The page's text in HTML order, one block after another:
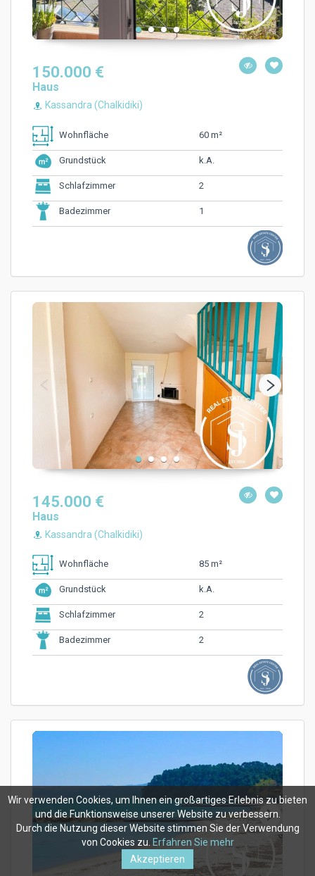
150.000 €
Haus
Kassandra (Chalkidiki)
Wohnfläche 60 m²
Grundstück k.A.
Schlafzimmer 2
Badezimmer 1
145.000 €
Haus
Kassandra (Chalkidiki)
Wohnfläche 85 m²
Grundstück k.A.
Schlafzimmer 2
Badezimmer 2
Wir verwenden Cookies, um Ihnen ein großartiges Erlebnis zu bieten
und die Funktionsweise unserer Website zu verbessern.
Durch die Nutzung dieser Website stimmen Sie der Verwendung
von Cookies zu. Erfahren Sie mehr
Akzeptieren